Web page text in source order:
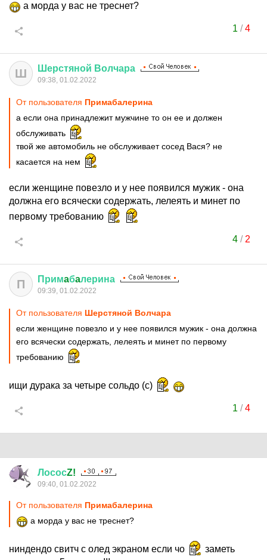
а морда у вас не треснет?
1 /4
Ш Шерстяной Волчара
09:38, 01.02.2022
От пользователя Примaбaлерина
а если она принадлежит мужчине то он ее и должен
обслуживать
твой же автомобиль не обслуживает сосед Вася? не
касается на нем
если женщине повезло и у нее появился мужик - она
должна его всячески содержать, лелеять и минет по
первому требованию
4/ 2
П Примaбaлерина
09:39, 01.02.2022
От пользователя Шерстяной Волчара
если женщине повезло и у нее появился мужик - она должна
его всячески содержать, лелеять и минет по первому
требованию
ищи дурака за четыре сольдо (с)
1 /4
ЛососZ!
09:40, 01.02.2022
От пользователя Примaбaлерина
а морда у вас не треснет?
ниндендо свитч с олед экраном если чо
заметь